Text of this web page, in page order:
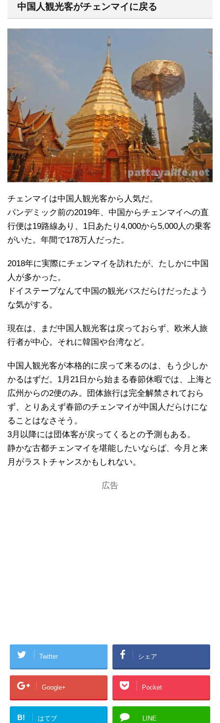
中国人観光客がチェンマイに戻る
チェンマイは中国人観光客から人気だ。
パンデミック前の2019年、中国からチェンマイへの直
行便は19路線あり、1日あたり4,000から5,000人の乗客
がいた。年間で178万人だった。
2018年に実際にチェンマイを訪れたが、たしかに中国
人が多かった。
ドイステープなんて中国の観光バスだらけだったよう
な気がする。
現在は、まだ中国人観光客は戻っておらず、欧米人旅
行者が中心。それに韓国や台湾など。
中国人観光客が本格的に戻って来るのは、もう少しか
かるはずだ。1月21日から始まる春節休暇では、上海と
広州からの2便のみ。団体旅行は完全解禁されておら
ず、とりあえず春節のチェンマイが中国人だらけにな
ることはなさそう。
3月以降には団体客が戻ってくるとの予測もある。
静かな古都チェンマイを堪能したいならば、今月と来
月がラストチャンスかもしれない。
広告
Twitter シェア
Google+ Pocket
B! はてブ LINE